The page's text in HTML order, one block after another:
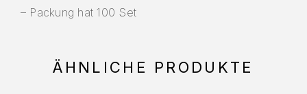
– Packung hat 100 Set
ÄHNLICHE PRODUKTE